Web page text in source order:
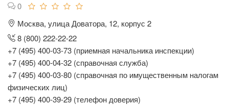
0
Москва, улица Доватора, 12, корпус 2
8 (800) 222-22-22
+7 (495) 400-03-73 (приемная начальника инспекции)
+7 (495) 400-04-32 (справочная служба)
+7 (495) 400-03-80 (справочная по имущественным налогам
физических лиц)
+7 (495) 400-39-29 (телефон доверия)